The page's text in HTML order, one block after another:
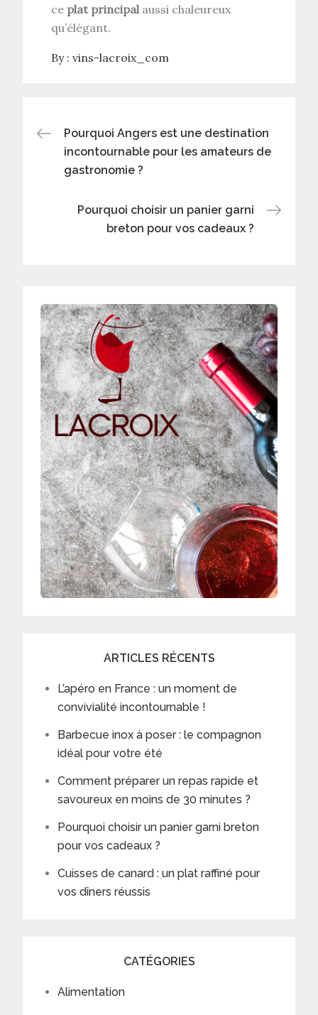
ce plat principal aussi chaleureux
qu’élégant.
By :vins-lacroix_com
Navigation
de
l’article
Pourquoi Angers est une destination
incontournable pour les amateurs de
gastronomie ?
Pourquoi choisir un panier garni
breton pour vos cadeaux ?
ARTICLES RÉCENTS
L’apéro en France : un moment de
convivialité incontournable !
Barbecue inox à poser : le compagnon
idéal pour votre été
Comment préparer un repas rapide et
savoureux en moins de 30 minutes ?
Pourquoi choisir un panier garni breton
pour vos cadeaux ?
Cuisses de canard : un plat raffiné pour
vos dîners réussis
CATÉGORIES
Alimentation